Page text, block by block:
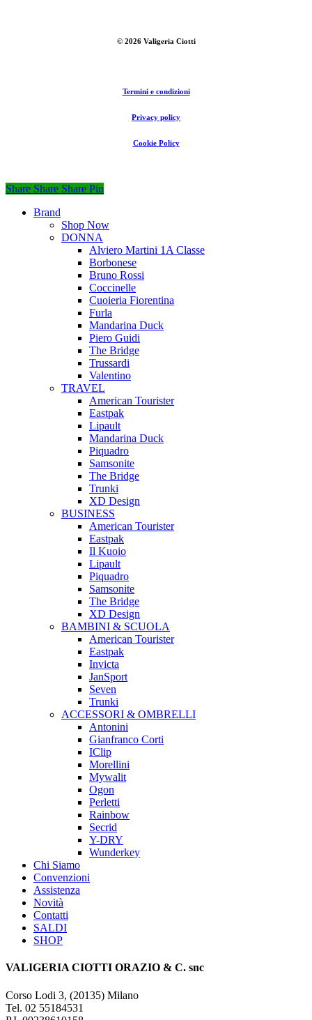
© 2026Valigeria Ciotti
Termini e condizioni
Privacy policy
Cookie Policy
Share
Share Share Share Pin
Close
Brand
Shop Now
DONNA
Alviero Martini 1A Classe
Borbonese
Bruno Rossi
Coccinelle
Cuoieria Fiorentina
Furla
Mandarina Duck
Piero Guidi
The Bridge
Trussardi
Valentino
TRAVEL
American Tourister
Eastpak
Lipault
Mandarina Duck
Piquadro
Samsonite
The Bridge
Trunki
XD Design
BUSINESS
American Tourister
Eastpak
Il Kuoio
Lipault
Piquadro
Samsonite
The Bridge
XD Design
BAMBINI & SCUOLA
American Tourister
Eastpak
Invicta
JanSport
Seven
Trunki
ACCESSORI & OMBRELLI
Antonini
Gianfranco Corti
IClip
Morellini
Mywalit
Ogon
Perletti
Rainbow
Secrid
Y-DRY
Wunderkey
Chi Siamo
Convenzioni
Assistenza
Novità
Contatti
SALDI
SHOP
VALIGERIA CIOTTI ORAZIO & C. snc
Corso Lodi 3, (20135) Milano
Tel. 02 55184531